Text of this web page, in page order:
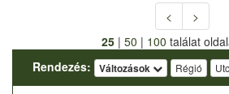
<
>
25| 50 | 100 találat
Rendezés:
Változások Régió